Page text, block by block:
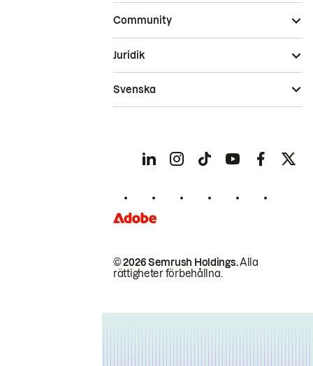
Community
© 2026 Semrush Holdings.Alla
rättigheter förbehållna.
Juridik
Svenska